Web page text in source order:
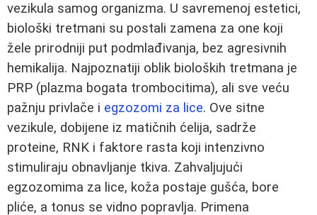
vezikula samog organizma. U savremenoj estetici,
biološki tretmani su postali zamena za one koji
žele prirodniji put podmlađivanja, bez agresivnih
hemikalija. Najpoznatiji oblik bioloških tretmana je
PRP (plazma bogata trombocitima), ali sve veću
pažnju privlače i egzozomi za lice. Ove sitne
vezikule, dobijene iz matičnih ćelija, sadrže
proteine, RNK i faktore rasta koji intenzivno
stimuliraju obnavljanje tkiva. Zahvaljujući
egzozomima za lice, koža postaje gušća, bore
pliće, a tonus se vidno popravlja. Primena